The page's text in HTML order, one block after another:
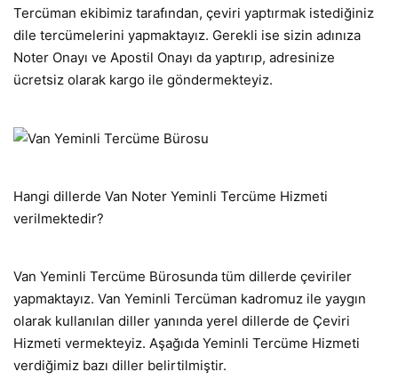
Tercüman ekibimiz tarafından, çeviri yaptırmak istediğiniz
dile tercümelerini yapmaktayız. Gerekli ise sizin adınıza
Noter Onayı ve Apostil Onayı da yaptırıp, adresinize
ücretsiz olarak kargo ile göndermekteyiz.
Hangi dillerde Van Noter Yeminli Tercüme Hizmeti
verilmektedir?
Van Yeminli Tercüme Bürosunda tüm dillerde çeviriler
yapmaktayız. Van Yeminli Tercüman kadromuz ile yaygın
olarak kullanılan diller yanında yerel dillerde de Çeviri
Hizmeti vermekteyiz. Aşağıda Yeminli Tercüme Hizmeti
verdiğimiz bazı diller belirtilmiştir.